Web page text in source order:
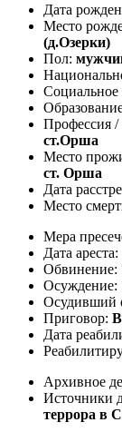
Дата
Место
(д.Озерки)
Пол:
Социальное
Профессия /
ст.Орша
Место
ст. Орша
Дата
Место
Мера
Дата ареста:
Обвинение:
Осуждение:
Осудивший
Приговор:
Дата
Архивное
Источники
террора в